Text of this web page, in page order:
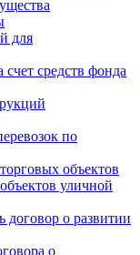
для
средств фонда
по
объектов
уличной
о развитии
о